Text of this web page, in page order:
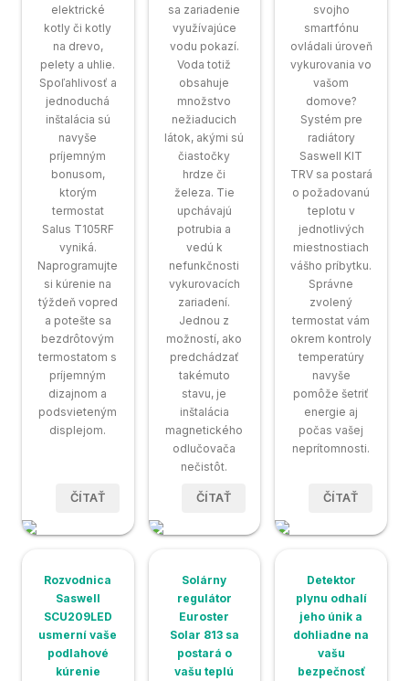
elektrické
kotly či kotly
na drevo,
pelety a uhlie.
Spoľahlivosť a
jednoduchá
inštalácia sú
navyše
príjemným
bonusom,
ktorým
termostat
Salus T105RF
vyniká.
Naprogramujte
si kúrenie na
týždeň vopred
a potešte sa
bezdrôtovým
termostatom s
príjemným
dizajnom a
podsvieteným
displejom.
ČÍTAŤ
sa zariadenie
využívajúce
vodu pokazí.
Voda totiž
obsahuje
množstvo
nežiaducich
látok, akými sú
čiastočky
hrdze či
železa. Tie
upchávajú
potrubia a
vedú k
nefunkčnosti
vykurovacích
zariadení.
Jednou z
možností, ako
predchádzať
takémuto
stavu, je
inštalácia
magnetického
odlučovača
nečistôt.
ČÍTAŤ
svojho
smartfónu
ovládali úroveň
vykurovania vo
vašom
domove?
Systém pre
radiátory
Saswell KIT
TRV sa postará
o požadovanú
teplotu v
jednotlivých
miestnostiach
vášho príbytku.
Správne
zvolený
termostat vám
okrem kontroly
temperatúry
navyše
pomôže šetriť
energie aj
počas vašej
neprítomnosti.
ČÍTAŤ
Rozvodnica
Saswell
SCU209LED
usmerní vaše
podlahové
kúrenie
Solárny
regulátor
Euroster
Solar 813 sa
postará o
vašu teplú
Detektor
plynu odhalí
jeho únik a
dohliadne na
vašu
bezpečnosť